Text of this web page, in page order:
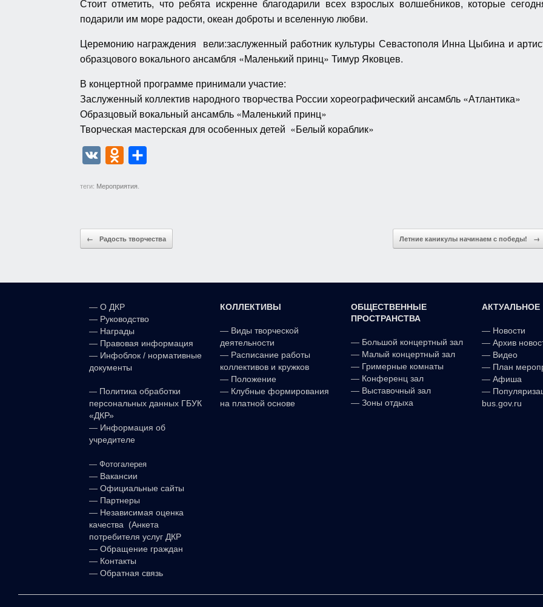
Стоит отметить, что ребята искренне благодарили всех взрослых волшебников, которые
подарили им море радости, океан доброты и вселенную любви.
Церемонию награждения вели:заслуженный работник культуры Севастополя Инна Цыбина и
образцового вокального ансамбля «Маленький принц» Тимур Яковцев.
В концертной программе принимали участие:
Заслуженный коллектив народного творчества России хореографический ансамбль «Атлантика»
Образцовый вокальный ансамбль «Маленький принц»
Творческая мастерская для особенных детей «Белый кораблик»
n
k
l
s
s
n
i
k
i
а
в
т
теги: Мероприятия
Post navigation
← Радость творчества Летние каникулы начинаем с победы! →
— О ДКР
— Руководство
— Награды
— Правовая информация
— Инфоблок / нормативные
документы
— Политика обработки
персональных данных ГБУК
«ДКР»
— Информация об
учредителе
— Фотогалерея
— Вакансии
— Официальные сайты
— Партнеры
— Независимая оценка
качества (Анкета
потребителя услуг ДКР
— Обращение граждан
— Контакты
— Обратная связь
КОЛЛЕКТИВЫ
— Виды творческой
деятельности
— Расписание работы
коллективов и кружков
— Положение
— Клубные формирования
на платной основе
ОБЩЕСТВЕННЫЕ
ПРОСТРАНСТВА
— Большой концертный зал
— Малый концертный зал
— Гримерные комнаты
— Конференц зал
— Выставочный зал
— Зоны отдыха
АКТУАЛЬНОЕ
— Новости
— Архив
— Видео
— План
— Афиша
—
bus.gov.ru